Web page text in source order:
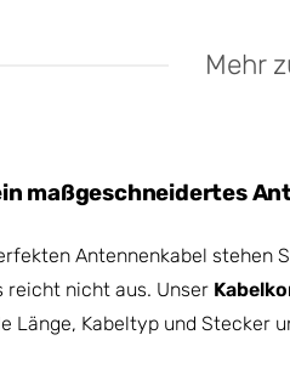
Mehr
maßgeschneidertes
Antennenkabel stehen
reicht nicht aus. Unser
Länge, Kabeltyp und